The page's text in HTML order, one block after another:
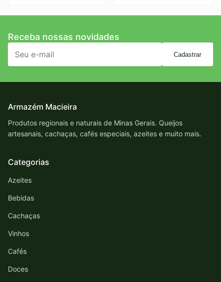
Receba nossas novidades
Cadastrar
Armazém Macieira
Produtos regionais e naturais de Minas Gerais. Queijos
artesanais, cachaças, cafés especiais, azeites e muito mais.
Categorias
Azeites
Bebidas
Cachaças
Vinhos
Cafés
Doces